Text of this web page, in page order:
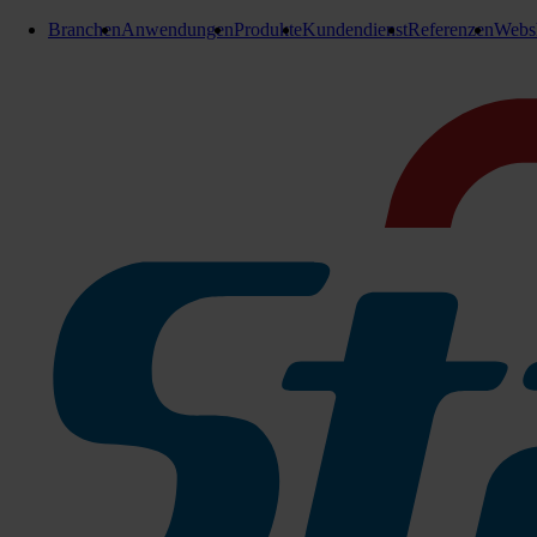
BranchenAnwendungenProdukteKundendienstReferenzen
Falthandtücher
1 Karton = 20 Bündel à 200 Tücher
Zu den Produktinfos
1 Karton = 4000 Tücher
Sofort lieferbar
Für Anfrage in Warenkorb legen